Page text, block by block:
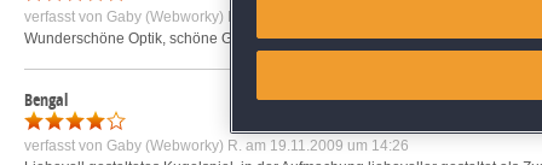
verfasst von Gaby (Webworky) R.
Wunderschöne Optik, schöne Geschichte, interessante Effekte und Ideen -
Bengal
verfasst von Gaby (Webworky) R. am 19.11.2009 um 14:26